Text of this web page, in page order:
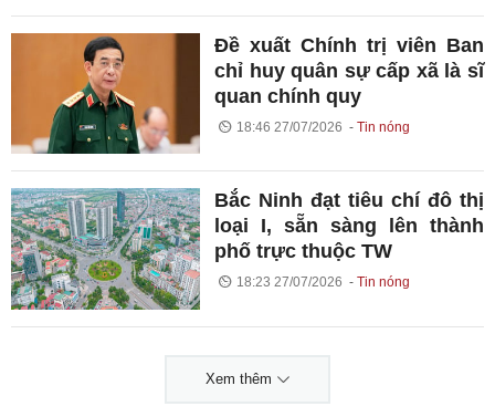
Đề xuất Chính trị viên Ban
chỉ huy quân sự cấp xã là sĩ
quan chính quy
18:46 27/07/2026 Tin nóng
Bắc Ninh đạt tiêu chí đô thị
loại I, sẵn sàng lên thành
phố trực thuộc TW
18:23 27/07/2026 Tin nóng
Xem thêm